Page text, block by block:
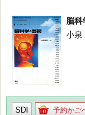
脳科
小泉
SDI 予約かご